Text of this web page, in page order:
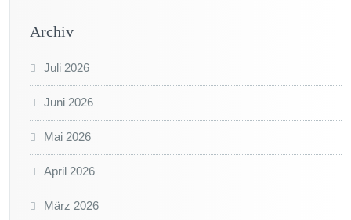
Archiv
Juli 2026
Juni 2026
Mai 2026
April 2026
März 2026